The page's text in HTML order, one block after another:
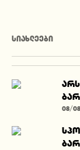
ᲡᲘᲐᲮᲚᲔᲔᲑᲘ
08/